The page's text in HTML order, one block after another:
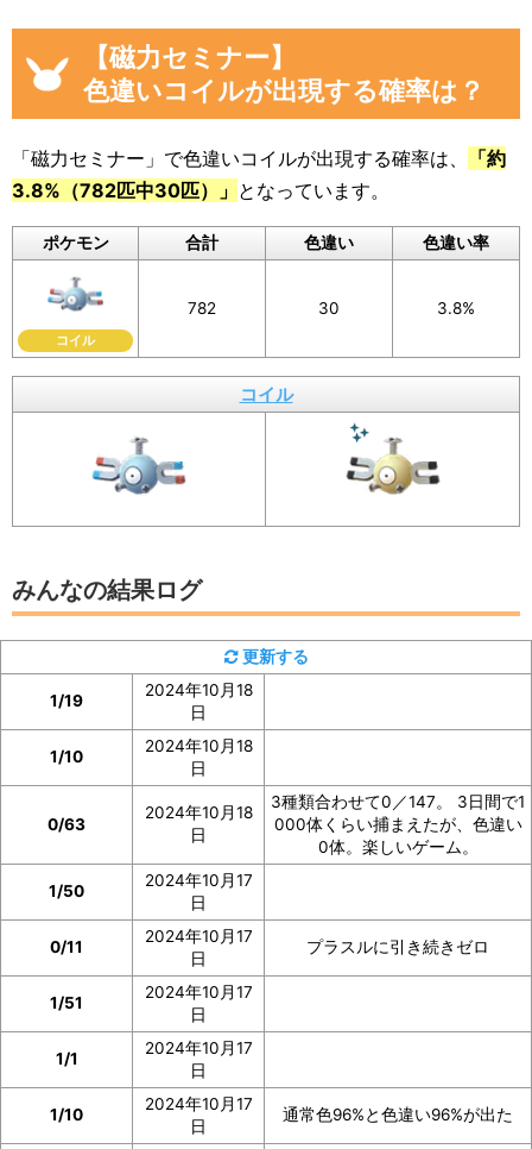
後)」から「イベント開始前のコイルを見つけた
数」を引いた数が自動計算
になっています。
色違いに遭遇していない場合でも、通常のポケ
モンに遭遇した数をぜひ教えてください。
入力いただいた遭遇状況と「フリーコメント」
の内容は画像に反映されるほか、フォームの下
のログに公開されます。
画像を保存することもできるので、X（旧Twitte
r）などSNSでの共有にもぜひご活用ください。
イベント参加前に図鑑の「見つけた数」をスク
コイルの「見つけた数」は、コイルの図鑑ページで確認
イベント参加前に図鑑の「見つけた数」の部分のスクシ
ョを撮っておいたり、メモしておくと便利です。
ぜひご協力をお願いいたします。
【磁力セミナー】
色違いコイルが出現する確率は？
「磁力セミナー」で色違いコイルが出現する確率は、
「約
3.8%（782匹中30匹）」 となっています。
ポケモン 合計 色違い 色違い率
コイル
782 30 3.8%
コイル
みんなの結果ログ
更新する
1/19
2024年10月18
日
1/10
2024年10月18
日
0/63
2024年10月18
日
3種類合わせて0／147。 3日間で1
000体くらい捕まえたが、色違い
0体。楽しいゲーム。
1/50
2024年10月17
日
0/11
2024年10月17
日
プラスルに引き続きゼロ
1/51
2024年10月17
日
1/1
2024年10月17
日
1/10
2024年10月17
日
通常色96%と色違い96%が出た